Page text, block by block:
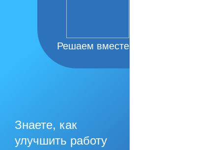
Решаем вместе
Знаете, как
улучшить работу